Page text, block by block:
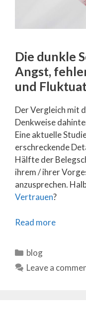
Die dunkle
Angst,
und
Der Vergleich mit
Denkweise
Eine aktuelle
erschreckende
Hälfte der
ihrem / ihrer
anzusprechen.
Vertrauen?
Read more
Categories
blog
Leave a